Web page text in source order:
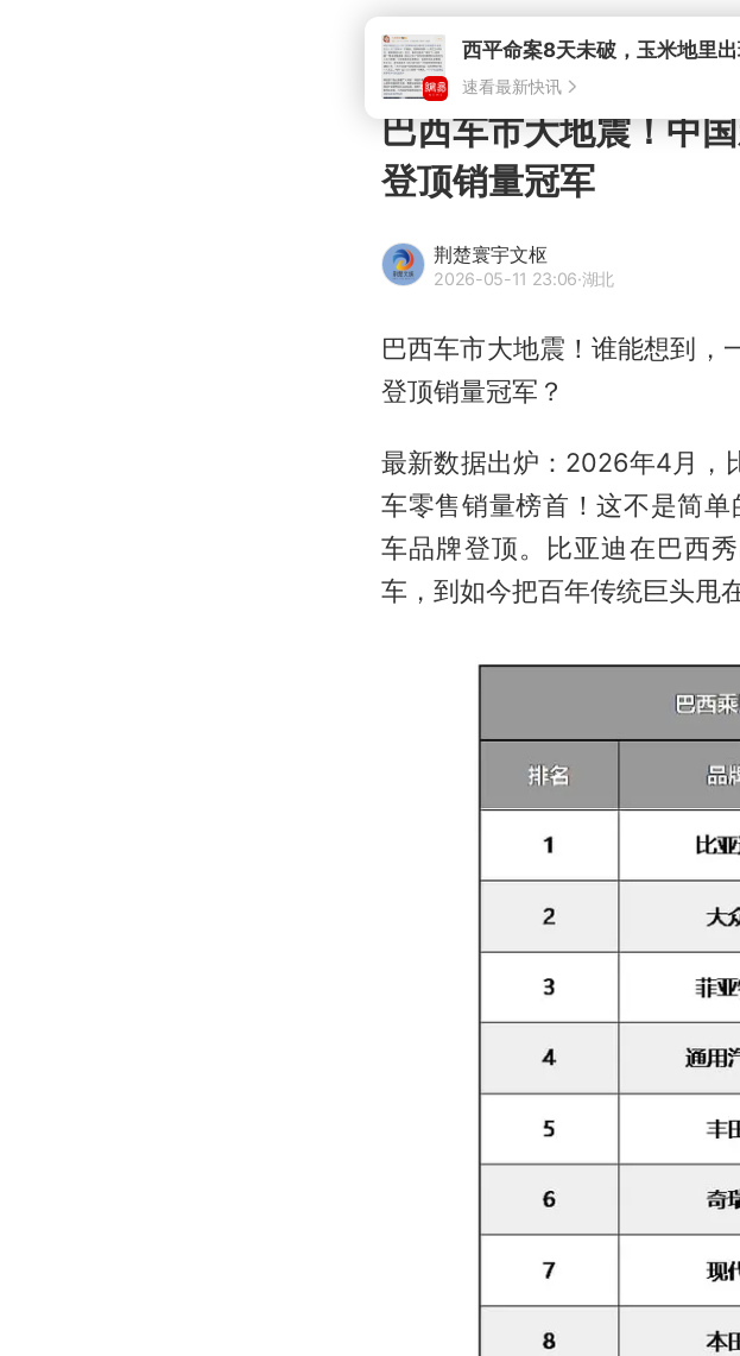
巴西车市大地震！中
登顶销量冠军
荆楚寰宇文枢
2026-05-11 23:06·湖北
巴西车市大地震！谁能想到，
登顶销量冠军？
最新数据出炉：2026年4月，
车零售销量榜首！这不是简
车品牌登顶。比亚迪在巴西
车，到如今把百年传统巨头甩